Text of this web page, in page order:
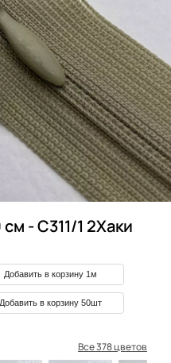
- C311/1 2Хаки
Добавить в корзину 1м
Добавить в корзину 50шт
Все 378 цветов